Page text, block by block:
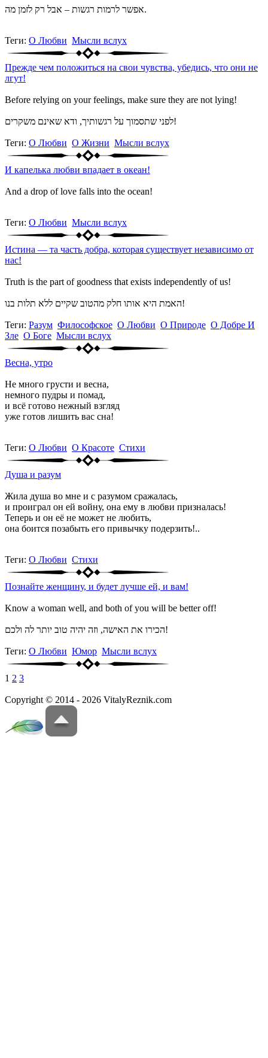
אפשר לרמות רגשות – אבל רק לזמן מה.
Теги: О Любви Мысли вслух
Прежде чем положиться на свои чувства, убедись, что они не
лгут!
Before relying on your feelings, make sure they are not lying!
לפני שתסמוך על רגשותיך, ודא שאינם משקרים!
Теги: О Любви О Жизни Мысли вслух
И капелька любви впадает в океан!
And a drop of love falls into the ocean!
Теги: О Любви Мысли вслух
Истина — та часть добра, которая существует независимо от
нас!
Truth is the part of goodness that exists independently of us!
האמת היא אותו חלק מהטוב שקיים ללא תלות בנו!
Теги: Разум Философское О Любви О Природе О Добре И
Зле О Боге Мысли вслух
Весна, утро
Не много грусти и весна,
немного пудры и помад,
и всё готово нежный взгляд
уже готов лишить вас сна!
Теги: О Любви О Красоте Стихи
Душа и разум
Жила душа во мне и с разумом сражалась,
и проиграл он ей войну, она ему в любви призналась!
Теперь и он её не может не любить,
она боится позабыть его привычку подерзить!..
Теги: О Любви Стихи
Познайте женщину, и будет лучше ей, и вам!
Know a woman well, and both of you will be better off!
הכירו את האישה, וזה יהיה טוב יותר לה ולכם!
Теги: О Любви Юмор Мысли вслух
1 2 3
Copyright © 2014 - 2026 VitalyReznik.com